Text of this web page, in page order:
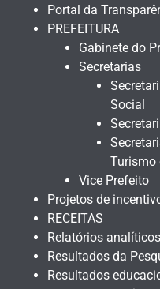
Portal da
PREFEITURA
Gabinete do
Secretarias
Social
Turismo
Vice Prefeito
Projetos de
RECEITAS
Relatórios
Resultados da
Resultados